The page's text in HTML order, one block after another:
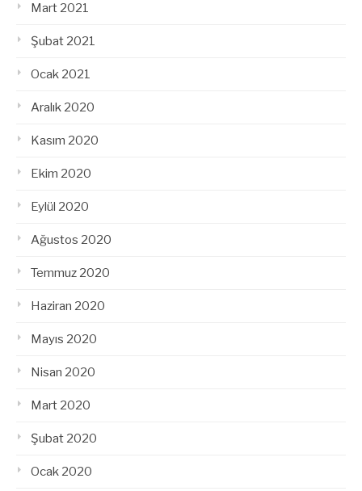
Mart 2021
Şubat 2021
Ocak 2021
Aralık 2020
Kasım 2020
Ekim 2020
Eylül 2020
Ağustos 2020
Temmuz 2020
Haziran 2020
Mayıs 2020
Nisan 2020
Mart 2020
Şubat 2020
Ocak 2020